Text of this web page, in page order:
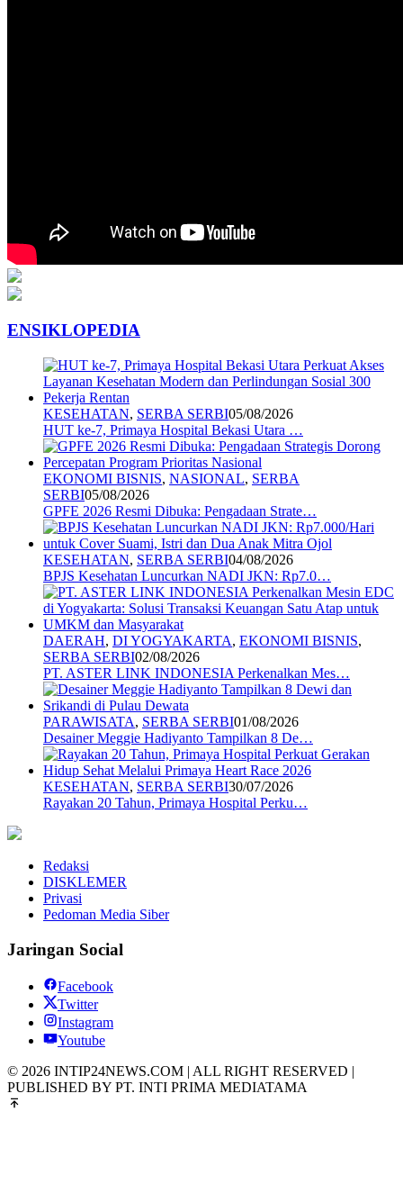
ENSIKLOPEDIA
KESEHATAN, SERBA SERBI05/08/2026
HUT ke-7, Primaya Hospital Bekasi Utara …
EKONOMI BISNIS, NASIONAL, SERBA
SERBI05/08/2026
GPFE 2026 Resmi Dibuka: Pengadaan Strate…
KESEHATAN, SERBA SERBI04/08/2026
BPJS Kesehatan Luncurkan NADI JKN: Rp7.0…
DAERAH, DI YOGYAKARTA, EKONOMI BISNIS,
SERBA SERBI02/08/2026
PT. ASTER LINK INDONESIA Perkenalkan Mes…
PARAWISATA, SERBA SERBI01/08/2026
Desainer Meggie Hadiyanto Tampilkan 8 De…
KESEHATAN, SERBA SERBI30/07/2026
Rayakan 20 Tahun, Primaya Hospital Perku…
Redaksi
DISKLEMER
Privasi
Pedoman Media Siber
Jaringan Social
Facebook
Twitter
Instagram
Youtube
© 2026 INTIP24NEWS.COM | ALL RIGHT RESERVED |
PUBLISHED BY PT. INTI PRIMA MEDIATAMA